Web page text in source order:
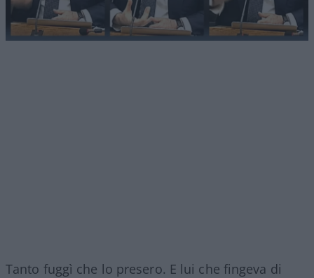
Tanto fuggì che lo presero. E lui che fingeva di